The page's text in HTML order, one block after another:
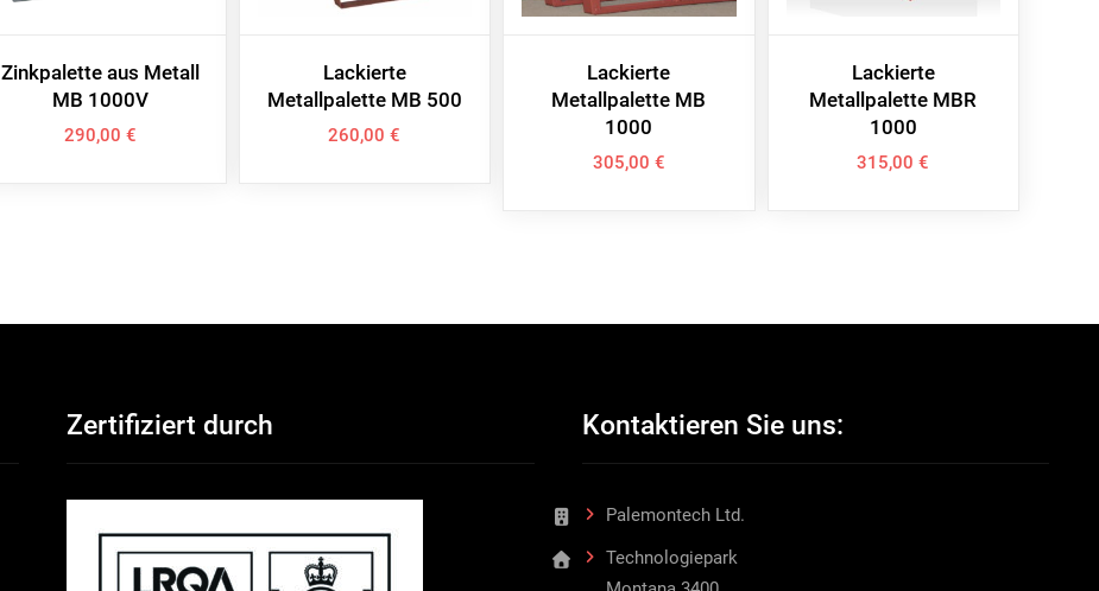
Zinkpalette aus Metall
MB 1000V
290,00 €
Lackierte
Metallpalette MB 500
260,00€
Lackierte
Metallpalette MB
1000
305,00 €
Lackierte
Metallpalette MBR
1000
315,00€
Zertifiziert durch Kontaktieren Sie uns:
Palemontech Ltd.
Technologiepark